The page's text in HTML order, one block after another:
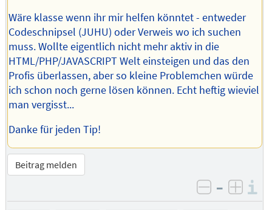
Wäre klasse wenn ihr mir helfen könntet - entweder
Codeschnipsel (JUHU) oder Verweis wo ich suchen
muss. Wollte eigentlich nicht mehr aktiv in die
HTML/PHP/JAVASCRIPT Welt einsteigen und das den
Profis überlassen, aber so kleine Problemchen würde
ich schon noch gerne lösen können. Echt heftig wieviel
man vergisst...
Danke für jeden Tip!
Beitrag melden
negativ
–